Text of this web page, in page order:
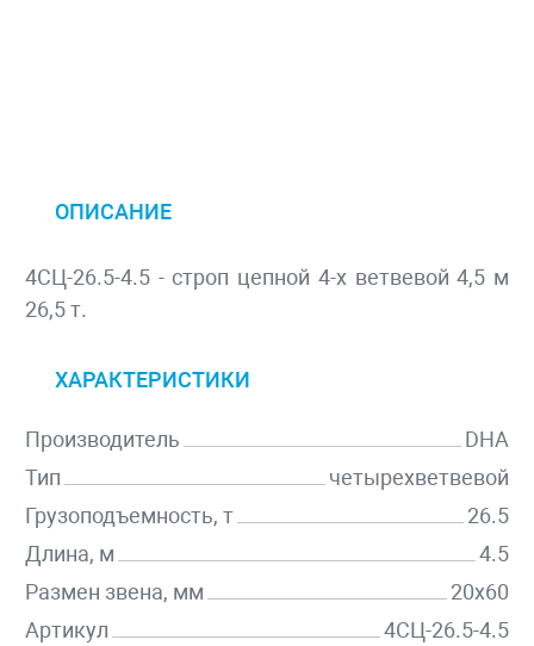
ОПИСАНИЕ
4СЦ-26.5-4.5 - строп цепной 4-х ветвевой 4,5 м
26,5 т.
ХАРАКТЕРИСТИКИ
Производитель
DHA
Тип
четырехветвевой
Грузоподъемность, т
26.5
Длина, м
4.5
Размен звена, мм
20х60
Артикул
4СЦ-26.5-4.5